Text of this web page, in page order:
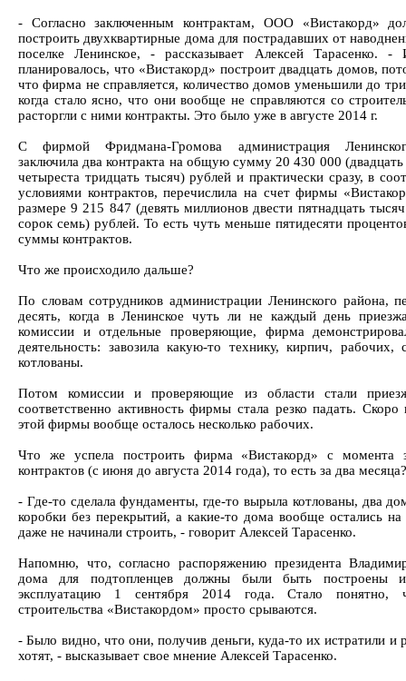
- Согласно заключенным контрактам, ООО «Вистакорд»
построить двухквартирные дома для пострадавших от
поселке Ленинское, - рассказывает Алексей Тарасенко. -
планировалось, что «Вистакорд» построит двадцать домов,
что фирма не справляется, количество домов уменьшили до
когда стало ясно, что они вообще не справляются со
расторгли с ними контракты. Это было уже в августе 2014 г.
С фирмой Фридмана-Громова администрация
заключила два контракта на общую сумму 20 430 000
четыреста тридцать тысяч) рублей и практически сразу, в
условиями контрактов, перечислила на счет фирмы
размере 9 215 847 (девять миллионов двести пятнадцать
сорок семь) рублей. То есть чуть меньше пятидесяти
суммы контрактов.
Что же происходило дальше?
По словам сотрудников администрации Ленинского района,
десять, когда в Ленинское чуть ли не каждый день
комиссии и отдельные проверяющие, фирма
деятельность: завозила какую-то технику, кирпич, рабочих,
котлованы.
Потом комиссии и проверяющие из области стали
соответственно активность фирмы стала резко падать. Скоро
этой фирмы вообще осталось несколько рабочих.
Что же успела построить фирма «Вистакорд» с момента
контрактов (с июня до августа 2014 года), то есть за два месяца?
- Где-то сделала фундаменты, где-то вырыла котлованы, два
коробки без перекрытий, а какие-то дома вообще остались
даже не начинали строить, - говорит Алексей Тарасенко.
Напомню, что, согласно распоряжению президента
дома для подтопленцев должны были быть построены
эксплуатацию 1 сентября 2014 года. Стало понятно,
строительства «Вистакордом» просто срываются.
- Было видно, что они, получив деньги, куда-то их истратили и
хотят, - высказывает свое мнение Алексей Тарасенко.